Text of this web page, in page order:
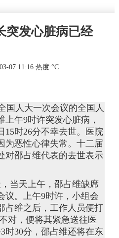
突发心脏病已经
07 11:16 热度:°C
人大一次会议的全国人
午9时许突发心脏病，
15时26分不幸去世。医院
为恶性心律失常。十二届
对邵占维代表的去世表示
当天上午，邵占维缺席
议。上午9时许，小组会
占维之后，工作人员便打
对，便将其紧急送往医
时30分，邵占维还将在东